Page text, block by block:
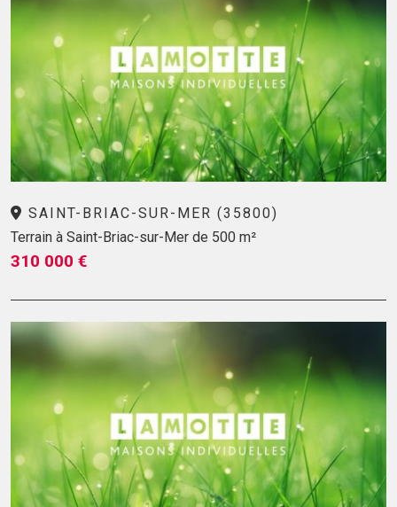
SAINT-BRIAC-SUR-MER (35800)
Terrain à Saint-Briac-sur-Mer de 500 m²
310 000 €